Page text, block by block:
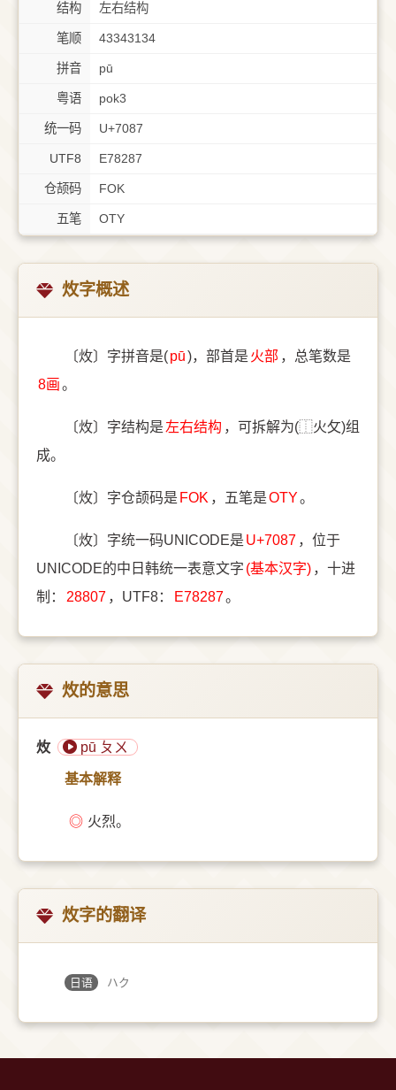
结构 左右结构
笔顺 43343134
拼音 pū
粤语 pok3
统一码 U+7087
UTF8 E78287
仓颉码 FOK
五笔 OTY
炇字概述
〔炇〕字拼音是(pū)，部首是 ⽕部 ，总笔数是
8画。
〔炇〕字结构是 左右结构 ，可拆解为(⿰火攵)组
成。
〔炇〕字仓颉码是 FOK ，五笔是OTY。
〔炇〕字统一码UNICODE是 U+7087 ，位于
UNICODE的中日韩统一表意文字 (基本汉字) ，十进
制：
28807 ，UTF8： E78287。
炇的意思
炇 pū ㄆㄨ
基本解释
◎ 火烈。
炇字的翻译
日语 ハク